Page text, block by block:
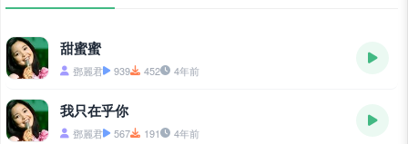
甜蜜蜜
鄧麗君 939 452 4年前
我只在乎你
鄧麗君 567 191 4年前